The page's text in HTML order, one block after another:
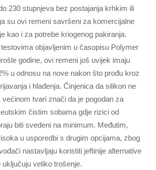
230 stupnjeva bez postajanja krhkim ili
su ovi remeni savršeni za komercijalne
kao i za potrebe kriogenog pakiranja.
objavljenim u časopisu Polymer
godine, ovi remeni još uvijek imaju
u odnosu na nove nakon što prođu kroz
i hlađenja. Činjenica da silikon ne
tvari znači da je pogodan za
čistim sobama gdje rizici od
biti svedeni na minimum. Međutim,
u usporedbi s drugim opcijama, zbog
nastavljaju koristiti jeftinije alternative
veliko trošenje.